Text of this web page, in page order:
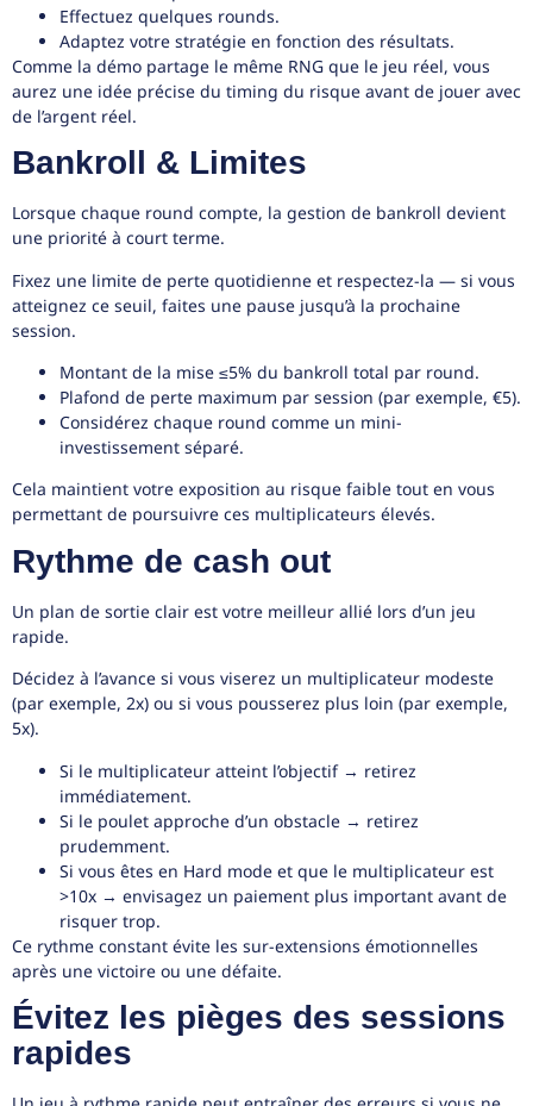
Effectuez quelques rounds.
Adaptez votre stratégie en fonction des résultats.
Comme la démo partage le même RNG que le jeu réel, vous
aurez une idée précise du timing du risque avant de jouer avec
de l’argent réel.
Bankroll & Limites
Lorsque chaque round compte, la gestion de bankroll devient
une priorité à court terme.
Fixez une limite de perte quotidienne et respectez-la — si vous
atteignez ce seuil, faites une pause jusqu’à la prochaine
session.
Montant de la mise ≤5% du bankroll total par round.
Plafond de perte maximum par session (par exemple, €5).
Considérez chaque round comme un mini-
investissement séparé.
Cela maintient votre exposition au risque faible tout en vous
permettant de poursuivre ces multiplicateurs élevés.
Rythme de cash out
Un plan de sortie clair est votre meilleur allié lors d’un jeu
rapide.
Décidez à l’avance si vous viserez un multiplicateur modeste
(par exemple, 2x) ou si vous pousserez plus loin (par exemple,
5x).
Si le multiplicateur atteint l’objectif → retirez
immédiatement.
Si le poulet approche d’un obstacle → retirez
prudemment.
Si vous êtes en Hard mode et que le multiplicateur est
>10x → envisagez un paiement plus important avant de
risquer trop.
Ce rythme constant évite les sur-extensions émotionnelles
après une victoire ou une défaite.
Évitez les pièges des sessions
rapides